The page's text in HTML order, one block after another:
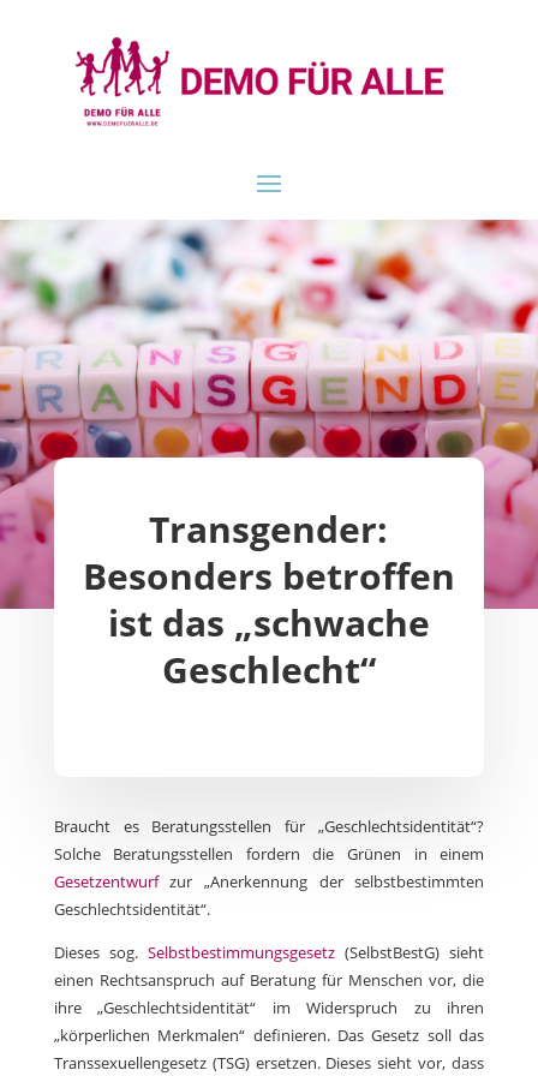
Transgender:
Besonders betroffen
ist das „schwache
Geschlecht“
Braucht es Beratungsstellen für „Geschlechtsidentität“?
Solche Beratungsstellen fordern die Grünen in einem
Gesetzentwurfzur „Anerkennung der selbstbestimmten
Geschlechtsidentität“.
Dieses sog. Selbstbestimmungsgesetz (SelbstBestG) sieht
einen Rechtsanspruch auf Beratung für Menschen vor, die
ihre „Geschlechtsidentität“ im Widerspruch zu ihren
„körperlichen Merkmalen“ definieren. Das Gesetz soll das
Transsexuellengesetz (TSG) ersetzen. Dieses sieht vor, dass